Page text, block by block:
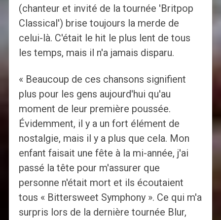
(chanteur et invité de la tournée 'Britpop
Classical') brise toujours la merde de
celui-là. C'était le hit le plus lent de tous
les temps, mais il n'a jamais disparu.
« Beaucoup de ces chansons signifient
plus pour les gens aujourd'hui qu'au
moment de leur première poussée.
Évidemment, il y a un fort élément de
nostalgie, mais il y a plus que cela. Mon
enfant faisait une fête à la mi-année, j'ai
passé la tête pour m'assurer que
personne n'était mort et ils écoutaient
tous « Bittersweet Symphony ». Ce qui m'a
surpris lors de la dernière tournée Blur,